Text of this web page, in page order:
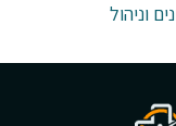
וניהול